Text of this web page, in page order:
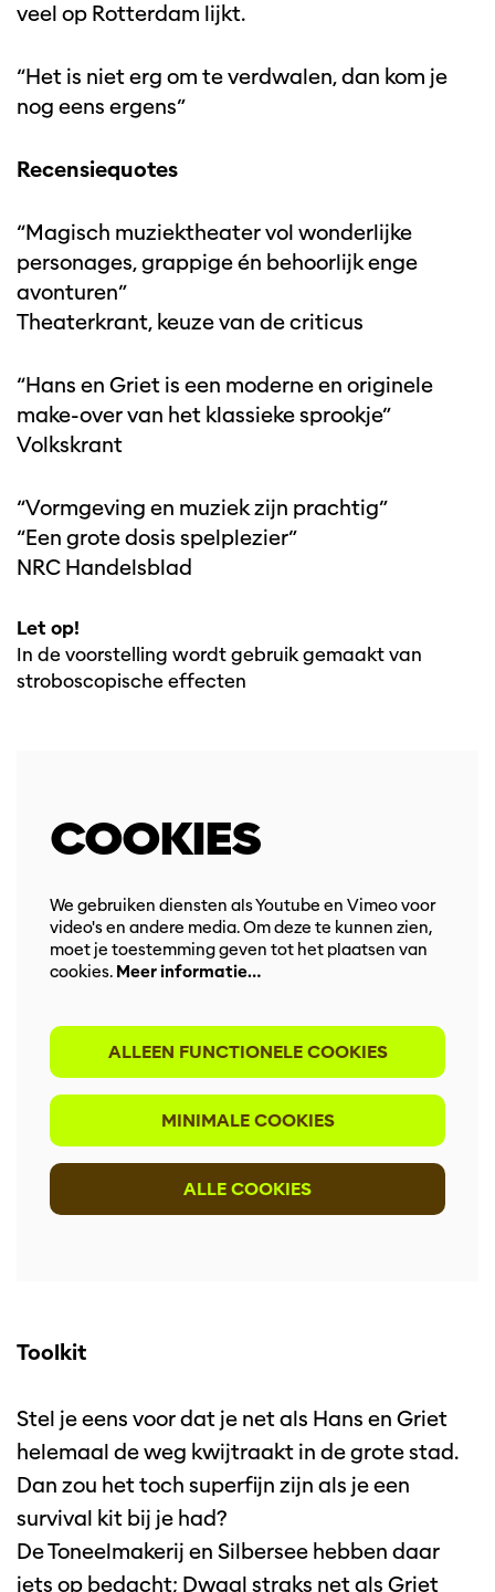
veel op Rotterdam lijkt.
“Het is niet erg om te verdwalen, dan kom je
nog eens ergens”
Recensiequotes
“Magisch muziektheater vol wonderlijke
personages, grappige én behoorlijk enge
avonturen”
Theaterkrant, keuze van de criticus
“Hans en Griet is een moderne en originele
make-over van het klassieke sprookje”
Volkskrant
“Vormgeving en muziek zijn prachtig”
“Een grote dosis spelplezier”
NRC Handelsblad
Let op!
In de voorstelling wordt gebruik gemaakt van
stroboscopische effecten
COOKIES
We gebruiken diensten als Youtube en Vimeo voor
video's en andere media. Om deze te kunnen zien,
moet je toestemming geven tot het plaatsen van
cookies. Meer informatie…
ALLEEN FUNCTIONELE COOKIES
MINIMALE COOKIES
ALLE COOKIES
Toolkit
Stel je eens voor dat je net als Hans en Griet
helemaal de weg kwijtraakt in de grote stad.
Dan zou het toch superfijn zijn als je een
survival kit bij je had?
De Toneelmakerij en Silbersee hebben daar
iets op bedacht; Dwaal straks net als Griet
Inzoomen